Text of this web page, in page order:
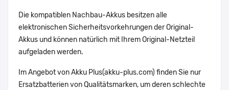
Die kompatiblen Nachbau-Akkus besitzen alle
elektronischen Sicherheitsvorkehrungen der Original-
Akkus und können natürlich mit Ihrem Original-Netzteil
aufgeladen werden.
Im Angebot von Akku Plus(akku-plus.com) finden Sie nur
Ersatzbatterien von Qualitätsmarken, um deren schlechte